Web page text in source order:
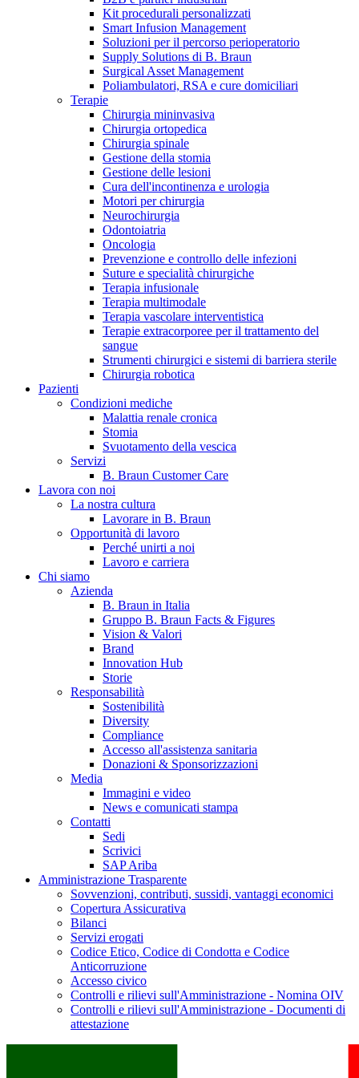
Catalogo prodotti
Trova il prodotto che stai cercando. Visita il catalogo B.
Braun con il nostro portfolio completo.
Hai domande o richieste? Scrivici per entrare subito in
contatto con un nostro referente.
B. Braun in Italia
Scopri chi siamo ed entra nel mondo di B. Braun in Italia: 4
sedi, 4 aziende, più di 700 dipendenti e un Centro di
Eccellenza a livello globale.
Kit procedurali personalizzati
Smart Infusion Management
Soluzioni per il percorso perioperatorio
Supply Solutions di B. Braun
Surgical Asset Management
Poliambulatori, RSA e cure domiciliari
Terapie
Chirurgia mininvasiva
Chirurgia ortopedica
Chirurgia spinale
Gestione della stomia
Gestione delle lesioni
Cura dell'incontinenza e urologia
Motori per chirurgia
Neurochirurgia
Odontoiatria
Oncologia
Prevenzione e controllo delle infezioni
Suture e specialità chirurgiche
Terapia infusionale
Terapia multimodale
Terapia vascolare interventistica
Terapie extracorporee per il trattamento del
sangue
Strumenti chirurgici e sistemi di barriera sterile
Chirurgia robotica
Pazienti
Condizioni mediche
Malattia renale cronica
Stomia
Svuotamento della vescica
Servizi
B. Braun Customer Care
Lavora con noi
La nostra cultura
Lavorare in B. Braun
Opportunità di lavoro
Perché unirti a noi
Lavoro e carriera
Chi siamo
Azienda
B. Braun in Italia
Gruppo B. Braun Facts & Figures
Vision & Valori
Brand
Innovation Hub
Storie
Responsabilità
Sostenibilità
Diversity
Compliance
Accesso all'assistenza sanitaria
Donazioni & Sponsorizzazioni
Media
Immagini e video
News e comunicati stampa
Contatti
Sedi
Scrivici
SAP Ariba
Amministrazione Trasparente
Sovvenzioni, contributi, sussidi, vantaggi economici
Copertura Assicurativa
Bilanci
Servizi erogati
Codice Etico, Codice di Condotta e Codice
Anticorruzione
Accesso civico
Controlli e rilievi sull'Amministrazione - Nomina OIV
Controlli e rilievi sull'Amministrazione - Documenti di
attestazione